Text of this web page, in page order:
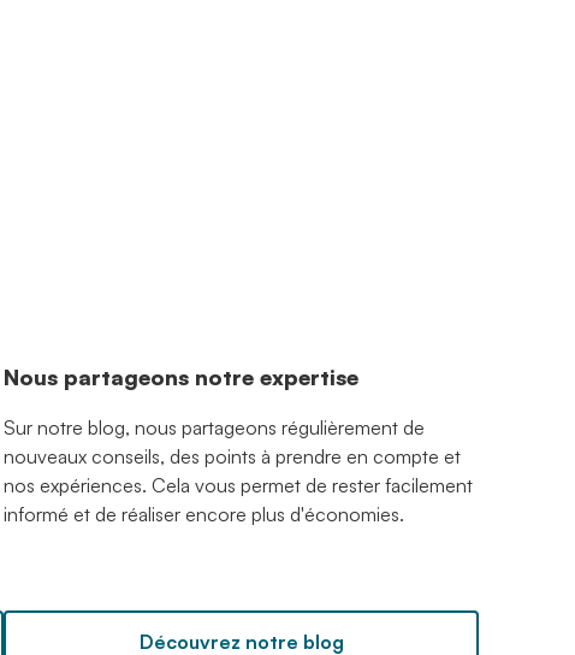
Nous partageons notre expertise
Sur notre blog, nous partageons régulièrement de
nouveaux conseils, des points à prendre en compte et
nos expériences. Cela vous permet de rester facilement
informé et de réaliser encore plus d'économies.
Découvrez notre blog